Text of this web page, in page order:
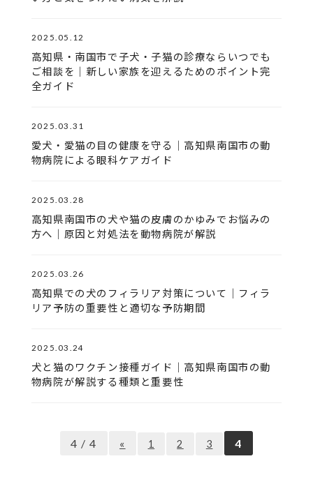
2025.05.12
高知県・南国市で子犬・子猫の診療ならいつでも
ご相談を｜新しい家族を迎えるためのポイント完
全ガイド
2025.03.31
愛犬・愛猫の目の健康を守る｜高知県南国市の動
物病院による眼科ケアガイド
2025.03.28
高知県南国市の犬や猫の皮膚のかゆみでお悩みの
方へ｜原因と対処法を動物病院が解説
2025.03.26
高知県での犬のフィラリア対策について｜フィラ
リア予防の重要性と適切な予防期間
2025.03.24
犬と猫のワクチン接種ガイド｜高知県南国市の動
物病院が解説する種類と重要性
4 / 4 « 1 2 3 4